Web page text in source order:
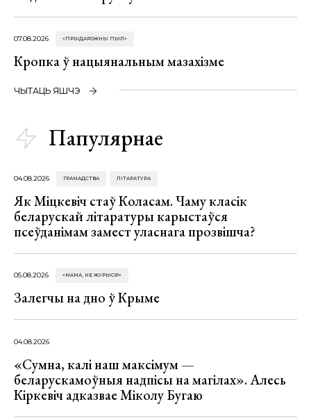
07.08.2026 «ПРЫДАРОЖНЫ ПЫЛ»
Кропка ў нацыянальным мазахізме
ЧЫТАЦЬ ЯШЧЭ
Папулярнае
04.08.2026 ГРАМАДСТВА ЛІТАРАТУРА
Як Міцкевіч стаў Коласам. Чаму класік
беларускай літаратуры карыстаўся
псеўданімам замест уласнага прозвішча?
05.08.2026 «МАМА, НЕ ЖУРЫСЯ!»
Залегчы на дно ў Крыме
04.08.2026
«Сумна, калі наш максімум —
беларускамоўныя надпісы на магілах». Алесь
Кіркевіч адказвае Міколу Бугаю